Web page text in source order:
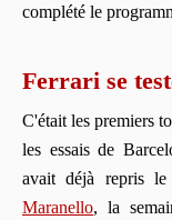
complété le
Ferrari se
C'était les premiers
les essais de
avait déjà repris
Maranello, la